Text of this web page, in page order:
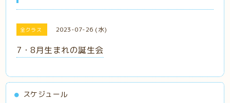
全クラス 2023-07-26 (水)
7・8月生まれの誕生会
スケジュール